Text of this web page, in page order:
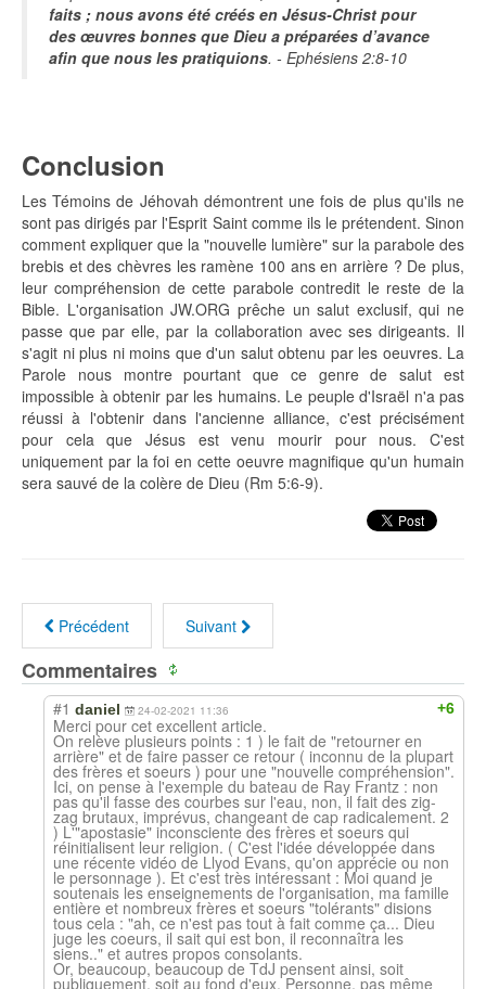
faits ; nous avons été créés en Jésus-Christ pour
des œuvres bonnes que Dieu a préparées d’avance
afin que nous les pratiquions. - Ephésiens 2:8-10
Conclusion
Les Témoins de Jéhovah démontrent une fois de plus qu'ils ne
sont pas dirigés par l'Esprit Saint comme ils le prétendent. Sinon
comment expliquer que la "nouvelle lumière" sur la parabole des
brebis et des chèvres les ramène 100 ans en arrière ? De plus,
leur compréhension de cette parabole contredit le reste de la
Bible. L'organisation JW.ORG prêche un salut exclusif, qui ne
passe que par elle, par la collaboration avec ses dirigeants. Il
s'agit ni plus ni moins que d'un salut obtenu par les oeuvres. La
Parole nous montre pourtant que ce genre de salut est
impossible à obtenir par les humains. Le peuple d'Israël n'a pas
réussi à l'obtenir dans l'ancienne alliance, c'est précisément
pour cela que Jésus est venu mourir pour nous. C'est
uniquement par la foi en cette oeuvre magnifique qu'un humain
sera sauvé de la colère de Dieu (Rm 5:6-9).
Précédent Suivant
Commentaires
+6
#1 daniel 24-02-2021 11:36
Merci pour cet excellent article.
On relève plusieurs points : 1 ) le fait de "retourner en
arrière" et de faire passer ce retour ( inconnu de la plupart
des frères et soeurs ) pour une "nouvelle compréhension".
Ici, on pense à l'exemple du bateau de Ray Frantz : non
pas qu'il fasse des courbes sur l'eau, non, il fait des zig-
zag brutaux, imprévus, changeant de cap radicalement. 2
) L'"apostasie" inconsciente des frères et soeurs qui
réinitialisent leur religion. ( C'est l'idée développée dans
une récente vidéo de Llyod Evans, qu'on apprécie ou non
le personnage ). Et c'est très intéressant : Moi quand je
soutenais les enseignements de l'organisation, ma famille
entière et nombreux frères et soeurs "tolérants" disions
tous cela : "ah, ce n'est pas tout à fait comme ça... Dieu
juge les coeurs, il sait qui est bon, il reconnaîtra les
siens.." et autres propos consolants.
Or, beaucoup, beaucoup de TdJ pensent ainsi, soit
publiquement, soit au fond d'eux. Personne, pas même